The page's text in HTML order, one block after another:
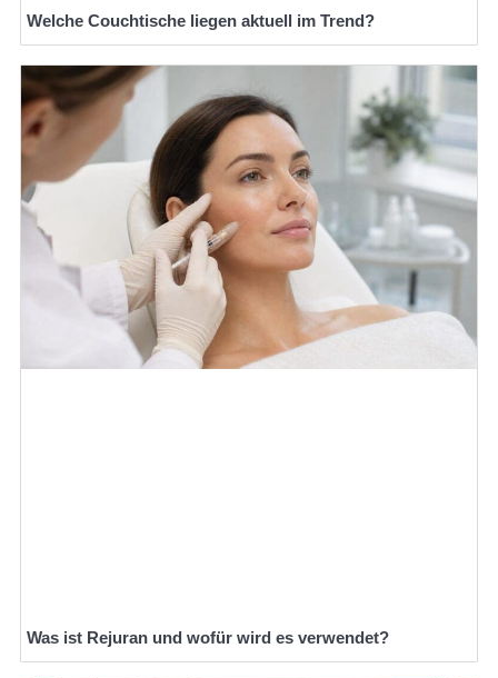
Welche Couchtische liegen aktuell im Trend?
Was ist Rejuran und wofür wird es verwendet?